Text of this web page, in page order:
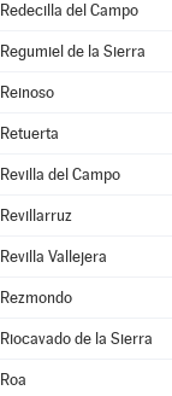
Redecilla del Campo
Regumiel de la Sierra
Reinoso
Retuerta
Revilla del Campo
Revillarruz
Revilla Vallejera
Rezmondo
Riocavado de la Sierra
Roa